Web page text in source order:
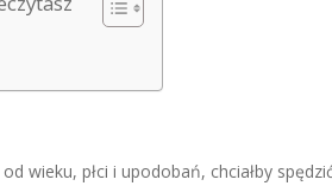
wieku, płci i upodobań, chciałby